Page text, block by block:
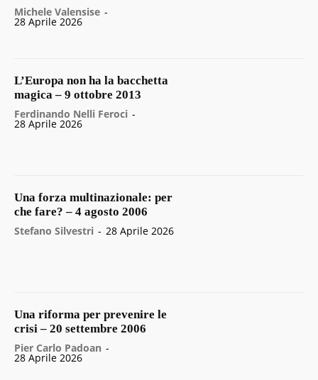
Michele Valensise -
28 Aprile 2026
L’Europa non ha la bacchetta
magica – 9 ottobre 2013
Ferdinando Nelli Feroci -
28 Aprile 2026
Una forza multinazionale: per
che fare? – 4 agosto 2006
Stefano Silvestri - 28 Aprile 2026
Una riforma per prevenire le
crisi – 20 settembre 2006
Pier Carlo Padoan -
28 Aprile 2026